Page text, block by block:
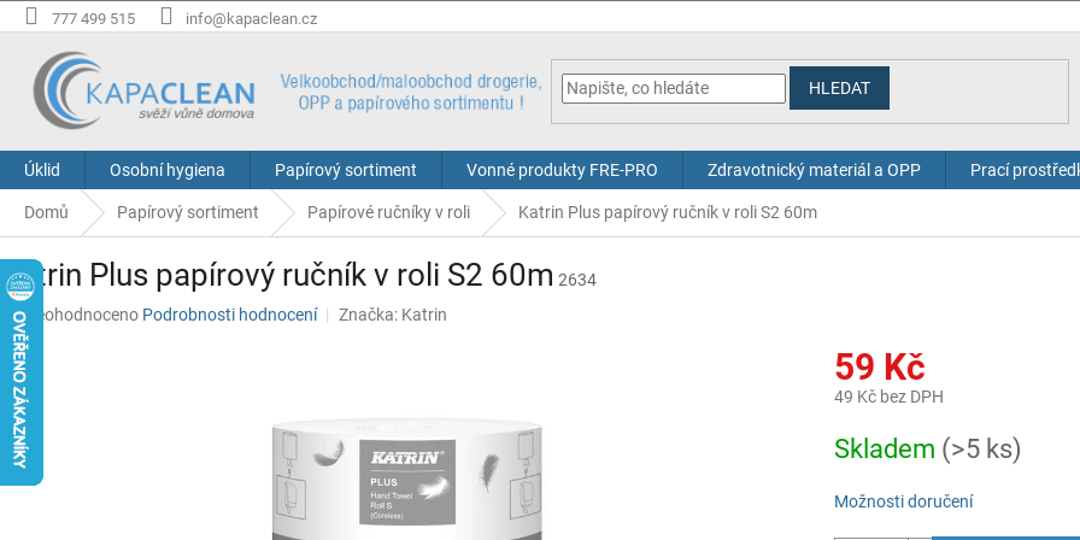
Přejít
na
777 499 515 info@kapaclean.cz
HLEDAT
Úklid Osobní hygiena Papírový sortiment Vonné produkty FRE-PRO Zdravotnický materiál a OPP Prací
Domů Papírový sortiment Papírové ručníky v roli Katrin Plus papírový ručník v roli S2 60m
Katrin Plus papírový ručník v roli S2 60m 2634
Průměrné
hodnocení
produktu
je
0,0
z
5
hvězdiček.
Neohodnoceno Podrobnosti hodnocení Značka: Katrin
59 Kč
49 Kč bez DPH
cena:
Skladem (>5 ks)
Možnosti doručení